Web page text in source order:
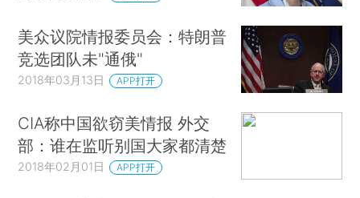
美众议院情报委员会：特朗普
竞选团队未"通俄"
2018年03月13日 APP打开
CIA称中国欲窃美情报 外交
部：谁在监听别国大家都清楚
2018年02月01日 APP打开